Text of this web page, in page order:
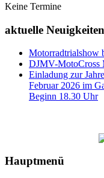
Keine Termine
aktuelle Neuigkeiten
Motorradtrialshow
DJMV-MotoCross
Einladung zur
Februar 2026 im
Beginn 18.30 Uhr
Hauptmenü